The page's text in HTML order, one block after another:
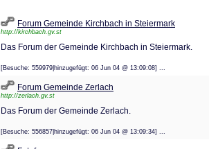
Forum Gemeinde Kirchbach in Steiermark
http://kirchbach.gv.st
Das Forum der Gemeinde Kirchbach in Steiermark.
[Besuche: 559979|hinzugefügt: 06 Jun 04 @ 13:09:08] ...
Forum Gemeinde Zerlach
http://zerlach.gv.st
Das Forum der Gemeinde Zerlach.
[Besuche: 556857|hinzugefügt: 06 Jun 04 @ 13:09:34] ...